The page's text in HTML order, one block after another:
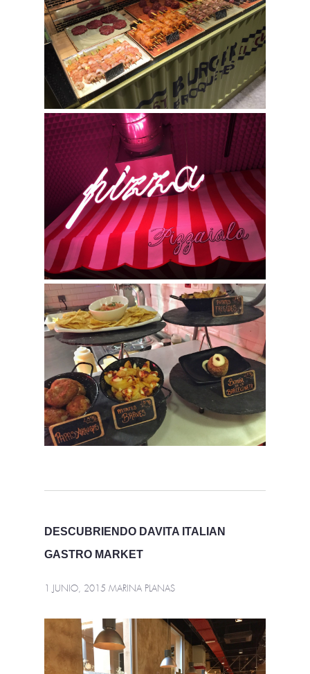
DESCUBRIENDO DAVITA ITALIAN
GASTRO MARKET
1 JUNIO, 2015 MARINA PLANAS